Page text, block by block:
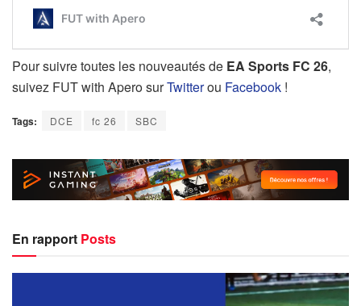
Pour suivre toutes les nouveautés de EA Sports FC 26,
suivez FUT with Apero surTwitterou Facebook !
Tags: DCE fc 26 SBC
En rapport Posts